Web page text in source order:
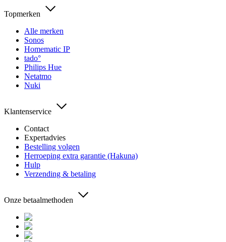
Topmerken
Alle merken
Sonos
Homematic IP
tado°
Philips Hue
Netatmo
Nuki
Klantenservice
Contact
Expertadvies
Bestelling volgen
Herroeping extra garantie (Hakuna)
Hulp
Verzending & betaling
Onze betaalmethoden